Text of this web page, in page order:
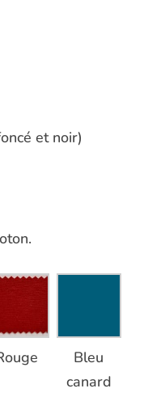
et noir)
Bleu
canard